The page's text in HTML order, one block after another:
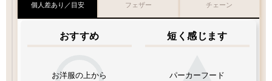
個人差あり／目安
おすすめ
お洋服の上から
短く感じます
パーカーフード
フェザー チェーン